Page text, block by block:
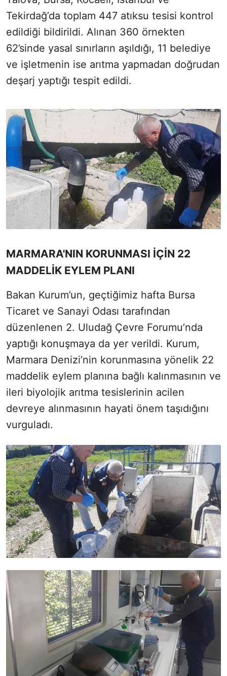
Tekirdağ’da toplam 447 atıksu tesisi kontrol
edildiği bildirildi. Alınan 360 örnekten
62’sinde yasal sınırların aşıldığı, 11 belediye
ve işletmenin ise arıtma yapmadan doğrudan
deşarj yaptığı tespit edildi.
MARMARA'NIN KORUNMASI İÇİN 22
MADDELİK EYLEM PLANI
Bakan Kurum’un, geçtiğimiz hafta Bursa
Ticaret ve Sanayi Odası tarafından
düzenlenen 2. Uludağ Çevre Forumu’nda
yaptığı konuşmaya da yer verildi. Kurum,
Marmara Denizi’nin korunmasına yönelik 22
maddelik eylem planına bağlı kalınmasının ve
ileri biyolojik arıtma tesislerinin acilen
devreye alınmasının hayati önem taşıdığını
vurguladı.